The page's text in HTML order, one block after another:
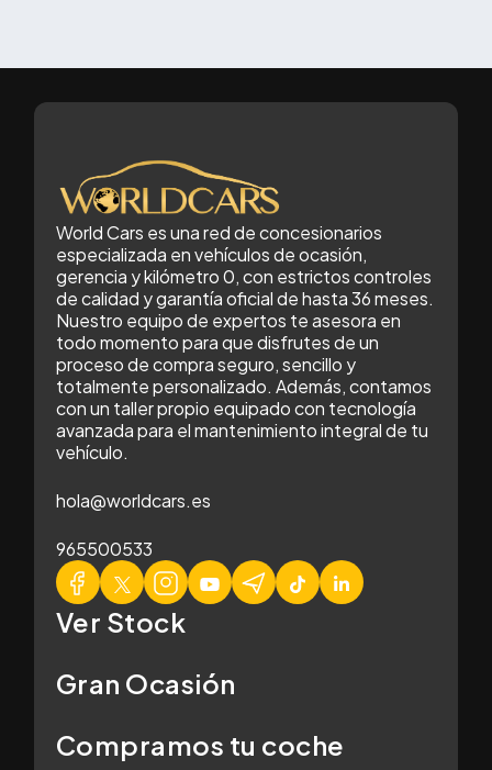
World Cars es una red de concesionarios
especializada en vehículos de ocasión,
gerencia y kilómetro 0, con estrictos controles
de calidad y garantía oficial de hasta 36 meses.
Nuestro equipo de expertos te asesora en
todo momento para que disfrutes de un
proceso de compra seguro, sencillo y
totalmente personalizado. Además, contamos
con un taller propio equipado con tecnología
avanzada para el mantenimiento integral de tu
vehículo.
hola@worldcars.es
965500533
Ver Stock
Gran Ocasión
Compramos tu coche